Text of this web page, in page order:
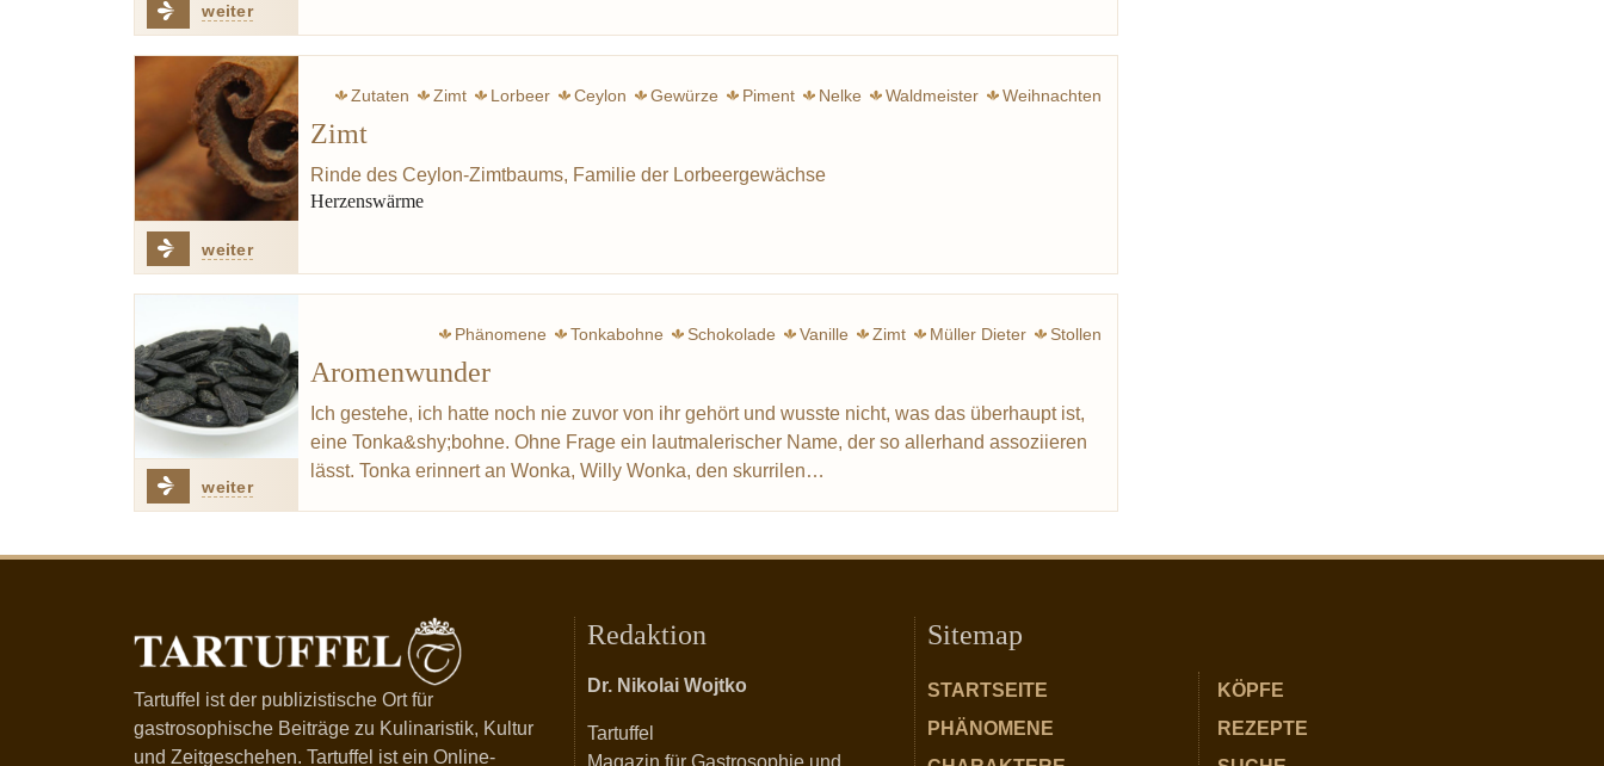
weiter
weiter
Zutaten Zimt Lorbeer Ceylon Gewürze Piment Nelke Waldmeister Weihnachten
Zimt
Rinde des Ceylon-Zimtbaums, Familie der Lorbeergewächse
Herzenswärme
weiter
Phänomene Tonkabohne Schokolade Vanille Zimt Müller Dieter Stollen
Aromenwunder
Ich gestehe, ich hatte noch nie zuvor von ihr gehört und wusste nicht, was das überhaupt ist,
eine Tonka&shy;bohne. Ohne Frage ein lautmalerischer Name, der so allerhand assoziieren
lässt. Tonka erinnert an Wonka, Willy Wonka, den skurrilen…
Tartuffel ist der publizistische Ort für
gastrosophische Beiträge zu Kulinaristik, Kultur
und Zeitgeschehen. Tartuffel ist ein Online-
Redaktion
Dr. Nikolai Wojtko
Tartuffel
Magazin für Gastrosophie und
Sitemap
STARTSEITE
PHÄNOMENE
KÖPFE
REZEPTE